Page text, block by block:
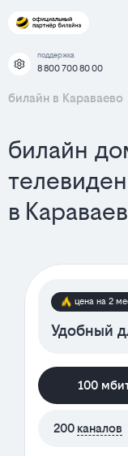
поддержка
8 800 700 80 00
билайн в Караваево
билайн
в
цена на 2
Удобный
100
200 каналов